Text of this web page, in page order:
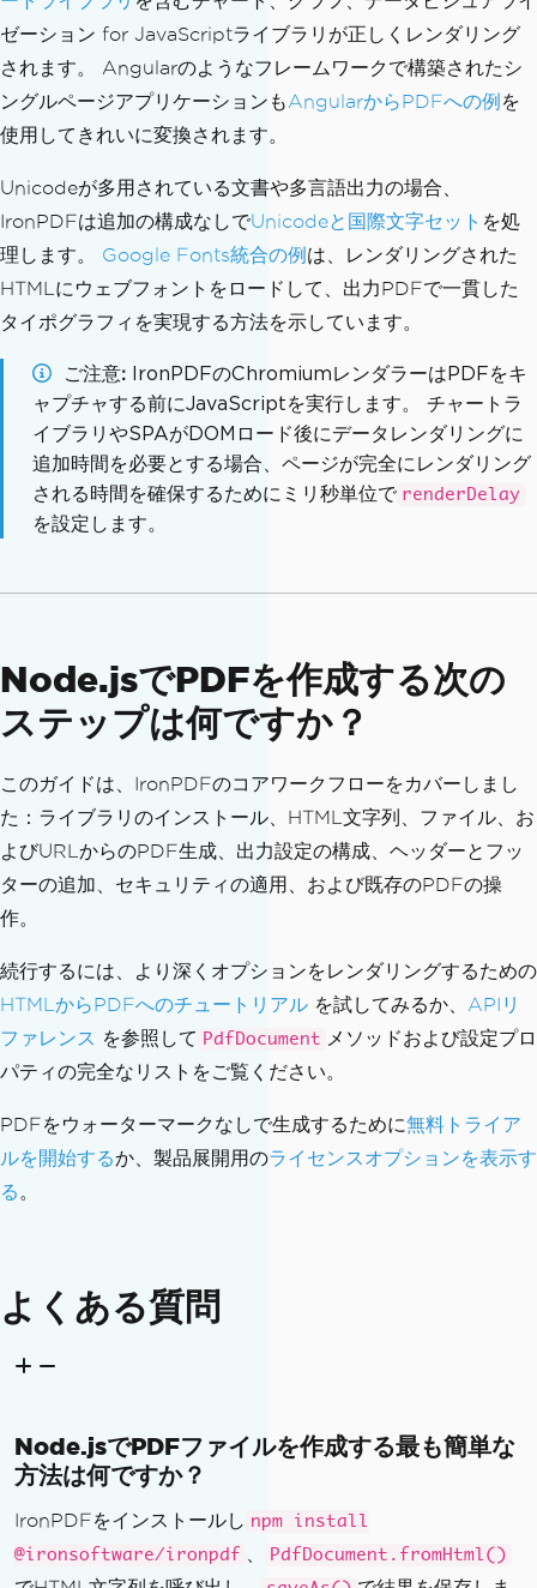
ゼーション for JavaScriptライブラリが正しくレンダリング
されます。 Angularのようなフレームワークで構築されたシ
ングルページアプリケーションもAngularからPDFへの例 を
使用してきれいに変換されます。
Unicodeが多用されている文書や多言語出力の場合、
IronPDFは追加の構成なしでUnicodeと国際文字セット を処
理します。 Google Fonts統合の例 は、レンダリングされた
HTMLにウェブフォントをロードして、出力PDFで一貫した
タイポグラフィを実現する方法を示しています。
ご注意 IronPDFのChromiumレンダラーはPDFをキ
ャプチャする前にJavaScriptを実行します。 チャートラ
イブラリやSPAがDOMロード後にデータレンダリングに
追加時間を必要とする場合、ページが完全にレンダリング
される時間を確保するためにミリ秒単位で renderDelay
を設定します。
Node.jsでPDFを作成する次の
ステップは何ですか？
このガイドは、IronPDFのコアワークフローをカバーしまし
た：ライブラリのインストール、HTML文字列、ファイル、お
よびURLからのPDF生成、出力設定の構成、ヘッダーとフッ
ターの追加、セキュリティの適用、および既存のPDFの操
作。
続行するには、より深くオプションをレンダリングするための
HTMLからPDFへのチュートリアル を試してみるか、 APIリ
ファレンス を参照して PdfDocument メソッドおよび設定プロ
パティの完全なリストをご覧ください。
PDFをウォーターマークなしで生成するために無料トライア
ルを開始するか、製品展開用のライセンスオプションを表示す
る 。
よくある質問
Node.jsでPDFファイルを作成する最も簡単な
方法は何ですか？
IronPDFをインストールし npm install
@ironsoftware/ironpdf
PdfDocument.fromHtml()